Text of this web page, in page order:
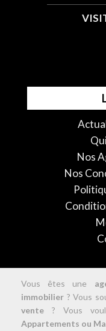
Nos
Nos
Vous êtes une
immobilier ? Vous
vente ? Vous
Appartements ou